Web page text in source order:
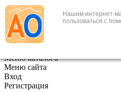
Нашим интернет-
пользоваться с
+7 (495) 646-888-1
В корзине 0
Меню каталога
Меню сайта
Вход
Регистрация